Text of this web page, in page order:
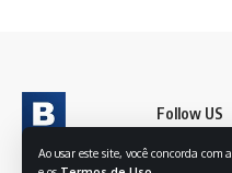
Ao usar este site, você concorda com a
Follow US